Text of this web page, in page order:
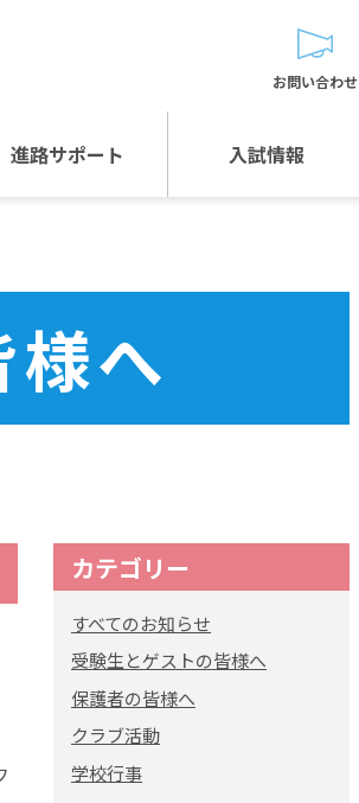
進路サポート 入試情報
お問い合わせ
へ
カテゴリー
すべてのお知らせ
受験生とゲストの皆様へ
保護者の皆様へ
クラブ活動
学校行事